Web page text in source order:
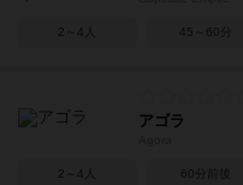
2～4人 45～60分
アゴラ
2～4人 60分前後